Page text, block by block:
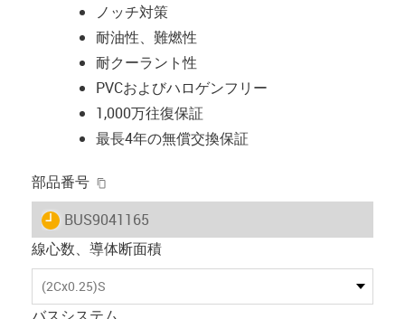
ノッチ対策
耐油性、難燃性
耐クーラント性
PVCおよびハロゲンフリー
1,000万往復保証
最長4年の無償交換保証
部品番号
igus-icon-lieferzeit
BUS9041165
線心数、導体断面積
(2Cx0.25)S
バスシステム